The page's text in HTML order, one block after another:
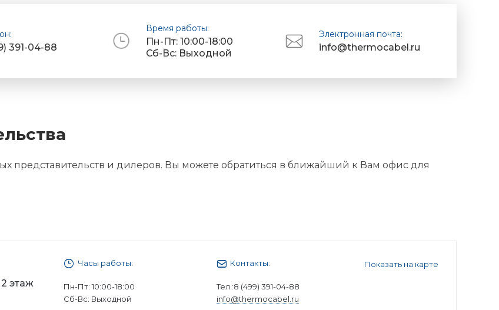
391-04-88
Время работы:
Пн-Пт: 10:00-18:00
Сб-Вс: Выходной
Электронная почта:
info@thermocabel.ru
представительств и дилеров. Вы можете обратиться в ближайший к Вам офис для
2 этаж
Часы работы:
Пн-Пт: 10:00-18:00
Сб-Вс: Выходной
Контакты:
Тел.:8 (499) 391-04-88
info@thermocabel.ru
Показать на карте